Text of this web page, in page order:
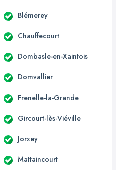
Blémerey
Chauffecourt
Dombasle-en-Xaintois
Domvallier
Frenelle-la-Grande
Gircourt-lès-Viéville
Jorxey
Mattaincourt